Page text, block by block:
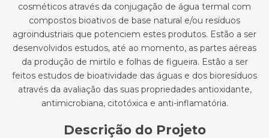
cosméticos através da conjugação de água termal com
compostos bioativos de base natural e/ou resíduos
agroindustriais que potenciem estes produtos. Estão a ser
desenvolvidos estudos, até ao momento, as partes aéreas
da produção de mirtilo e folhas de figueira. Estão a ser
feitos estudos de bioatividade das águas e dos bioresíduos
através da avaliação das suas propriedades antioxidante,
antimicrobiana, citotóxica e anti-inflamatória.
Descrição do Projeto